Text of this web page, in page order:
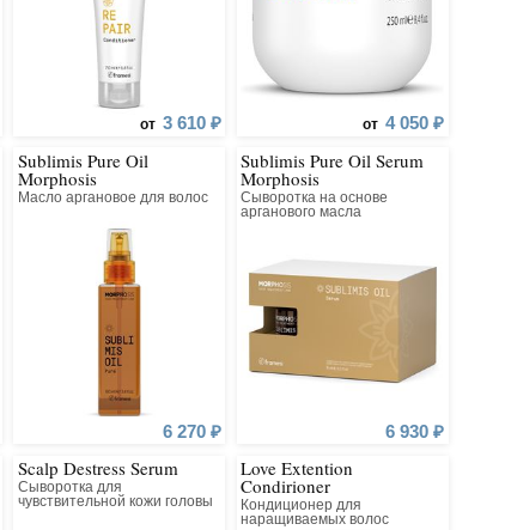
от 3 610 ₽ от 4 050 ₽
Sublimis Pure Oil
Morphosis
Масло аргановое для волос
6 270 ₽
Sublimis Pure Oil Serum
Morphosis
Сыворотка на основе
арганового масла
6 930 ₽
Scalp Destress Serum
Сыворотка для
чувствительной кожи головы
Love Extention
Condirioner
Кондиционер для
наращиваемых волос